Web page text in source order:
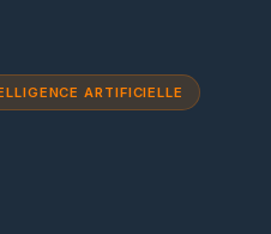
ARTIFICIELLE